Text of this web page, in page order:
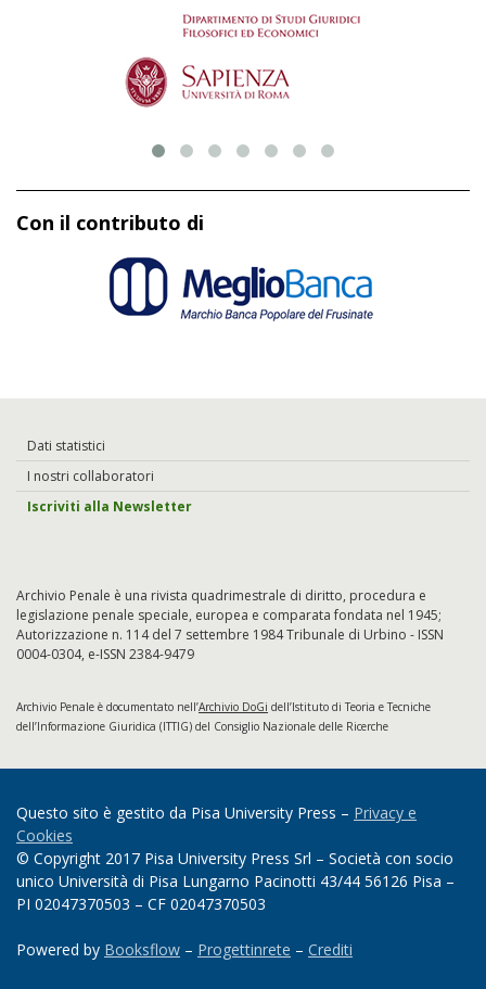
Con il contributo di
Dati statistici
I nostri collaboratori
Iscriviti alla Newsletter
Archivio Penale è una rivista quadrimestrale di diritto, procedura e
legislazione penale speciale, europea e comparata fondata nel 1945;
Autorizzazione n. 114 del 7 settembre 1984 Tribunale di Urbino - ISSN
0004-0304, e-ISSN 2384-9479
Archivio Penale è documentato nell’Archivio DoGi dell’Istituto di Teoria e Tecniche
dell’Informazione Giuridica (ITTIG) del Consiglio Nazionale delle Ricerche
Questo sito è gestito da Pisa University Press – Privacy e
Cookies
© Copyright 2017 Pisa University Press Srl – Società con socio
unico Università di Pisa Lungarno Pacinotti 43/44 56126 Pisa –
PI 02047370503 – CF 02047370503
Powered by Booksflow – Progettinrete – Crediti